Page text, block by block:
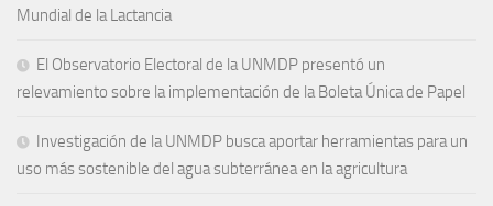
Mundial de la Lactancia
El Observatorio Electoral de la UNMDP presentó un
relevamiento sobre la implementación de la Boleta Única de Papel
Investigación de la UNMDP busca aportar herramientas para un
uso más sostenible del agua subterránea en la agricultura